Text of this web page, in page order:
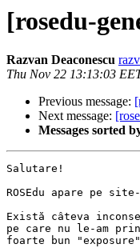
[rosedu-
Razvan Deaconescu
Thu Nov 22 13:13:03
Previous message:
Next message:
Messages sorted
Salutare!
ROSEdu apare pe
Există câteva
pe care nu le-am
foarte bun